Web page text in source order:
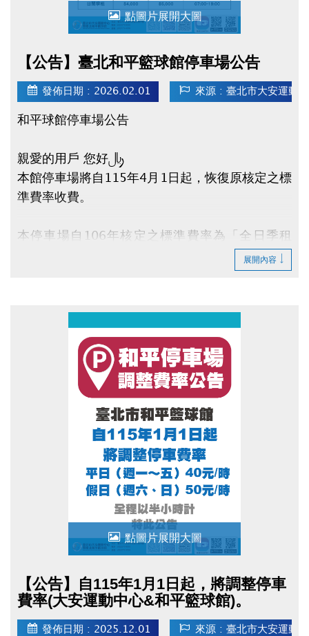
點圖片展開大圖
【公告】臺北和平籃球館停車場公告
發佈日期 : 2026.02.01 來源 : 臺北市大安運動
和平球館停車場公告
親愛的用戶 您好：
本館停車場將自115年4月1日起，恢復原核定之標
準費率收費。
本停車場自106年核定之標準費率為「全日季租
(24小時) - 每月$6,500元」，「日間季租 - 每月
$5,000元」。鑒於多年來提供停車服務及租金優
上升，為因應實際營運需求並確保服務品質，爰恢
展開內容
點圖片展開大圖
【公告】自115年1月1日起，將調整停車
費率(大安運動中心&和平籃球館)。
發佈日期 : 2025.12.01 來源 : 臺北市大安運動